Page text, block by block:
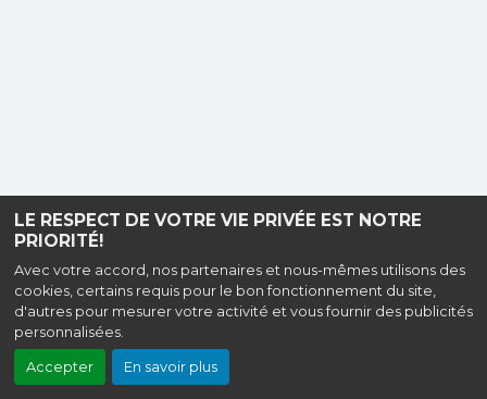
LE RESPECT DE VOTRE VIE PRIVÉE EST NOTRE
PRIORITÉ!
Avec votre accord, nos partenaires et nous-mêmes utilisons des
cookies, certains requis pour le bon fonctionnement du site,
d'autres pour mesurer votre activité et vous fournir des publicités
personnalisées.
Accepter En savoir plus